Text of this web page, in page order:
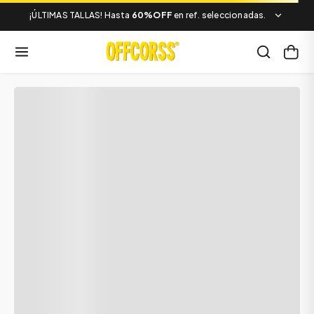
¡ÚLTIMAS TALLAS! Hasta 60%OFF en ref. seleccionadas.